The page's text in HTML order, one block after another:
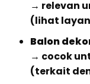
→ relevan
(lihat
Balon
→ cocok
(terkait